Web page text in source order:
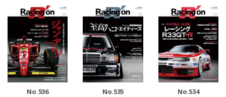
No.536 No.535 No.534